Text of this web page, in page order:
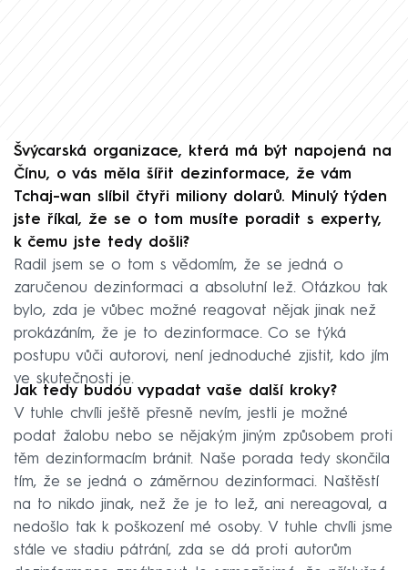
Švýcarská organizace, která má být napojená na
Čínu, o vás měla šířit dezinformace, že vám
Tchaj-wan slíbil čtyři miliony dolarů. Minulý týden
jste říkal, že se o tom musíte poradit s experty,
k čemu jste tedy došli?
Radil jsem se o tom s vědomím, že se jedná o
zaručenou dezinformaci a absolutní lež. Otázkou tak
bylo, zda je vůbec možné reagovat nějak jinak než
prokázáním, že je to dezinformace. Co se týká
postupu vůči autorovi, není jednoduché zjistit, kdo jím
ve skutečnosti je.
Jak tedy budou vypadat vaše další kroky?
V tuhle chvíli ještě přesně nevím, jestli je možné
podat žalobu nebo se nějakým jiným způsobem proti
těm dezinformacím bránit. Naše porada tedy skončila
tím, že se jedná o záměrnou dezinformaci. Naštěstí
na to nikdo jinak, než že je to lež, ani nereagoval, a
nedošlo tak k poškození mé osoby. V tuhle chvíli jsme
stále ve stadiu pátrání, zda se dá proti autorům